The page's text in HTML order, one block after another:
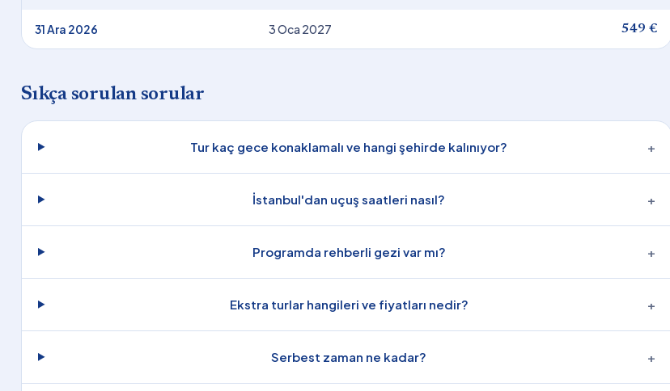
31 Ara 2026 3 Oca 2027 549 €
Sıkça sorulan sorular
Tur kaç gece konaklamalı ve hangi şehirde kalınıyor? +
İstanbul'dan uçuş saatleri nasıl? +
Programda rehberli gezi var mı? +
Ekstra turlar hangileri ve fiyatları nedir? +
Serbest zaman ne kadar? +